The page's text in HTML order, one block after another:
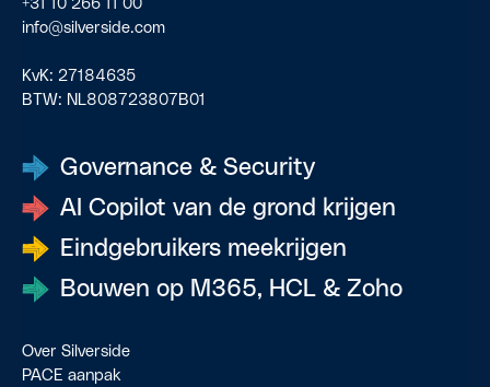
+31 10 266 11 00
info@silverside.com
KvK: 27184635
BTW: NL808723807B01
Governance & Security
AI Copilot van de grond krijgen
Eindgebruikers meekrijgen
Bouwen op M365, HCL & Zoho
Over Silverside
PACE aanpak